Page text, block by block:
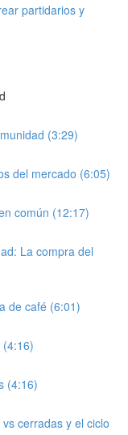
partidarios y
(3:29)
del mercado (6:05)
común (12:17)
La compra del
de café (6:01)
(4:16)
cerradas y el ciclo